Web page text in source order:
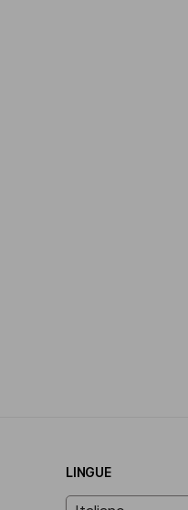
LINGUE